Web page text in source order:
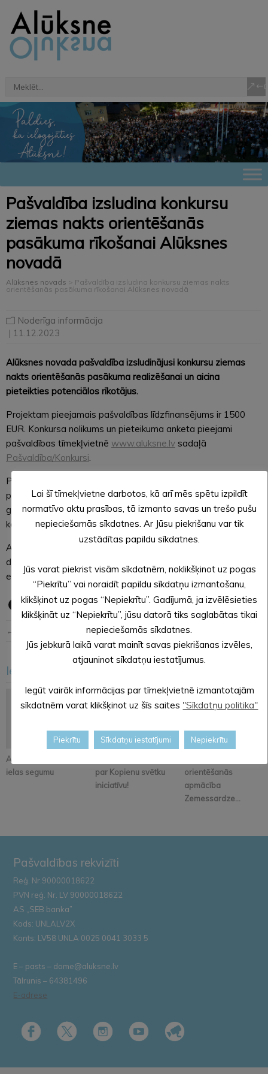
Pašvaldība izsludina konkursu
ziemas nakts orientēšanās
pasākuma rīkošanai Alūksnes
novadā
Alūksnes novads > Pašvaldība izsludina konkursu ziemas nakts
orientēšanās pasākuma rīkošanai Alūksnes novadā
Noderīga informācija
| 11.12.2023
Alūksnes novada pašvaldība izsludinājusi konkursu ziemas
nakts orientēšanās pasākuma realizēšanai un aicina
pieteikties potenciālos rīkotājus.
Projektam pieejamais pašvaldības līdzfinansējums ir 1500
EUR. Konkursa nolikums un pieteikuma anketa pieejami
pašvaldības tīmekļvietnē www.aluksne.lv sadaļā
Pašvaldība/Konkursi
Pretendenta uzdevums ir organizēt nakts orientēšanās
pasākumu ziemas sezonā Alūksnes novada teritorijā 2024.
gada februārī, piedāvājot sacensības ar nolikumā noteiktu
kontrolpunktu un uzdevumu skaitu.
Ar drošu elektronisko parakstu parakstīti pieteikumi līdz 27.
decembrim (ieskaitot) projektu konkursam jāiesniedz
elektroniski e-pastā: albjss@aluksne.lv.
← Iepriekšējā ziņa
Iesakām arī šo
Atjaunos Melleņkalna
ielas segumu
par Kopienu svētku
iniciatīvu!
orientēšanās
apmācība
Zemessardze...
Pašvaldības rekvizīti
Reģ. Nr.90000018622
PVN reģ. Nr. LV 90000018622
AS „SEB banka”
Kods: UNLALV2X
Konts: LV58 UNLA 0025 0041 3033 5
E – pasts – dome@aluksne.lv
Tālrunis – 64381496
E-adrese
Lai šī tīmekļvietne darbotos, kā arī mēs spētu izpildīt
normatīvo aktu prasības, tā izmanto savas un trešo pušu
nepieciešamās sīkdatnes. Ar Jūsu piekrišanu var tik
uzstādītas papildu sīkdatnes.
Jūs varat piekrist visām sīkdatnēm, noklikšķinot uz pogas
“Piekrītu” vai noraidīt papildu sīkdatņu izmantošanu,
klikšķinot uz pogas “Nepiekrītu”. Gadījumā, ja izvēlēsieties
klikšķināt uz “Nepiekrītu”, jūsu datorā tiks saglabātas tikai
nepieciešamās sīkdatnes.
Jūs jebkurā laikā varat mainīt savas piekrišanas izvēles,
atjauninot sīkdatņu iestatījumus.
Iegūt vairāk informācijas par tīmekļvietnē izmantotajām
sīkdatnēm varat klikšķinot uz šīs saites "Sīkdatņu politika"
Piekrītu Sīkdatņu iestatījumi Nepiekrītu